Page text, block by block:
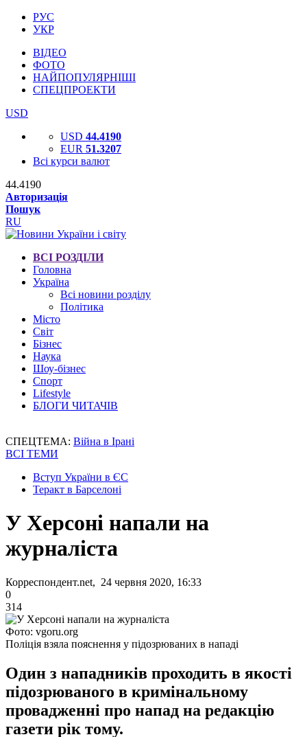
РУС
УКР
ВІДЕО
ФОТО
НАЙПОПУЛЯРНІШІ
СПЕЦПРОЕКТИ
USD
USD 44.4190
EUR 51.3207
Всі курси валют
44.4190
Авторизація
Пошук
RU
ВСІ РОЗДІЛИ
Головна
Україна
Всі новини розділу
Політика
Місто
Світ
Бізнес
Наука
Шоу-бізнес
Спорт
Lifestyle
БЛОГИ ЧИТАЧІВ
СПЕЦТЕМА: Війна в Ірані
ВСІ ТЕМИ
Вступ України в ЄС
Теракт в Барселоні
У Херсоні напали на
журналіста
Корреспондент.net, 24 червня 2020, 16:33
0
314
Фото: vgoru.org
Поліція взяла пояснення у підозрюваних в нападі
Один з нападників проходить в якості
підозрюваного в кримінальному
провадженні про напад на редакцію
газети рік тому.